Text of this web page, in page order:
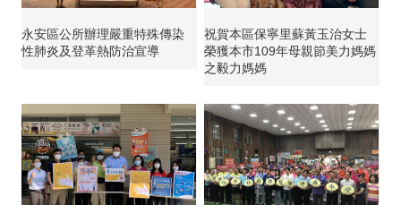
永安區公所辦理嚴重特殊傳染
性肺炎及登革熱防治宣導
祝賀本區保寧里蘇黃玉治女士
榮獲本市109年母親節美力媽媽
之毅力媽媽